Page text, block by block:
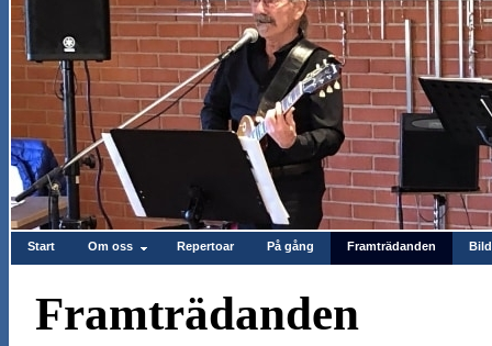
Start Om oss Repertoar På gång Framträdanden
Framträdanden